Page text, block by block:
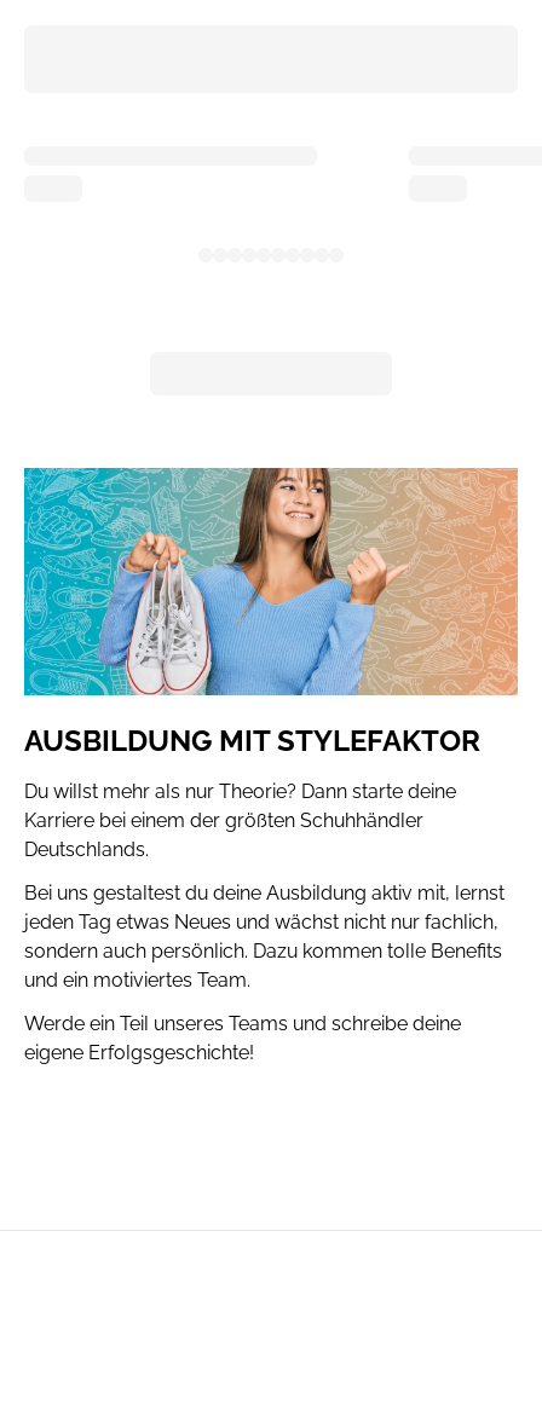
AUSBILDUNG MIT STYLEFAKTOR
Du willst mehr als nur Theorie? Dann starte deine
Karriere bei einem der größten Schuhhändler
Deutschlands.
Bei uns gestaltest du deine Ausbildung aktiv mit, lernst
jeden Tag etwas Neues und wächst nicht nur fachlich,
sondern auch persönlich. Dazu kommen tolle Benefits
und ein motiviertes Team.
Werde ein Teil unseres Teams und schreibe deine
eigene Erfolgsgeschichte!